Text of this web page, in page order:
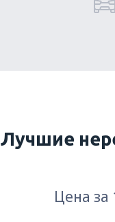
Лучшие
Цена за